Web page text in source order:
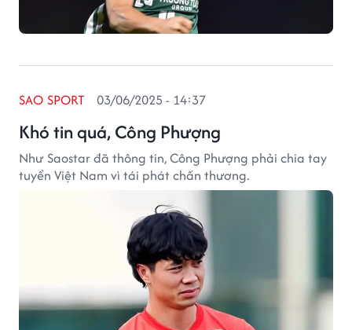
Khó tin quá, Công Phượng
SAO SPORT 03/06/2025 - 14:37
Như Saostar đã thông tin, Công Phượng phải chia tay
tuyển Việt Nam vì tái phát chấn thương.